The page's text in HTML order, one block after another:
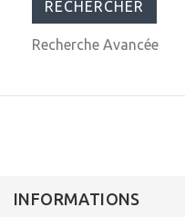
Recherche Avancée
INFORMATIONS